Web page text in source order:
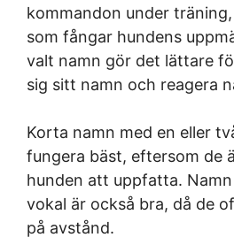
kommandon under
som fångar hundens
valt namn gör det lättare
sig sitt namn och reagera
Korta namn med en eller
fungera bäst, eftersom de
hunden att uppfatta.
vokal är också bra, då de
på avstånd.